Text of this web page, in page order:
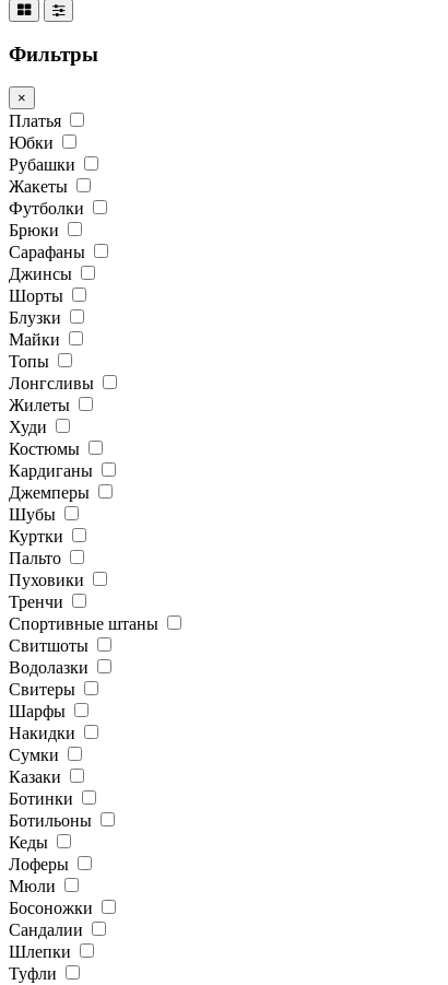
Фильтры
×
Платья
Юбки
Рубашки
Жакеты
Футболки
Брюки
Сарафаны
Джинсы
Шорты
Блузки
Майки
Топы
Лонгсливы
Жилеты
Худи
Костюмы
Кардиганы
Джемперы
Шубы
Куртки
Пальто
Пуховики
Тренчи
Спортивные штаны
Свитшоты
Водолазки
Свитеры
Шарфы
Накидки
Сумки
Казаки
Ботинки
Ботильоны
Кеды
Лоферы
Мюли
Босоножки
Сандалии
Шлепки
Туфли